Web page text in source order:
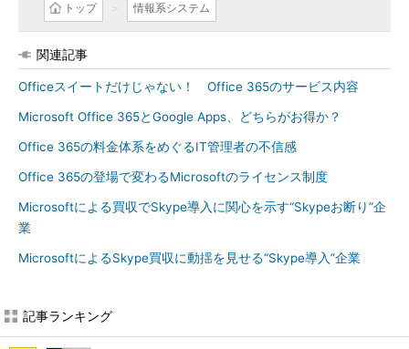
トップ 情報系システム
関連記事
Officeスイートだけじゃない！ Office 365のサービス内容
Microsoft Office 365とGoogle Apps、どちらがお得か？
Office 365の料金体系をめぐるIT管理者の不信感
Office 365の登場で変わるMicrosoftのライセンス制度
Microsoftによる買収でSkype導入に関心を示す“Skypeお断り”企
業
MicrosoftによるSkype買収に動揺を見せる“Skype導入”企業
記事ランキング